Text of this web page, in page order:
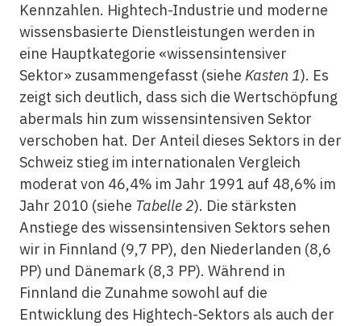
Kennzahlen. Hightech-Industrie und moderne
wissensbasierte Dienstleistungen werden in
eine Hauptkategorie «wissensintensiver
Sektor» zusammengefasst (siehe Kasten 1). Es
zeigt sich deutlich, dass sich die Wertschöpfung
abermals hin zum wissensintensiven Sektor
verschoben hat. Der Anteil dieses Sektors in der
Schweiz stieg im internationalen Vergleich
moderat von 46,4% im Jahr 1991 auf 48,6% im
Jahr 2010 (siehe Tabelle 2). Die stärksten
Anstiege des wissensintensiven Sektors sehen
wir in Finnland (9,7 PP), den Niederlanden (8,6
PP) und Dänemark (8,3 PP). Während in
Finnland die Zunahme sowohl auf die
Entwicklung des Hightech-Sektors als auch der